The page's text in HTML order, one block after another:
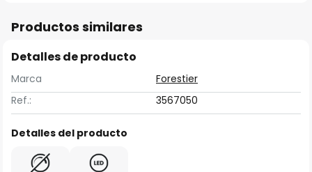
Productos similares
Detalles de producto
Marca
Forestier
Ref.:
3567050
Detalles del producto